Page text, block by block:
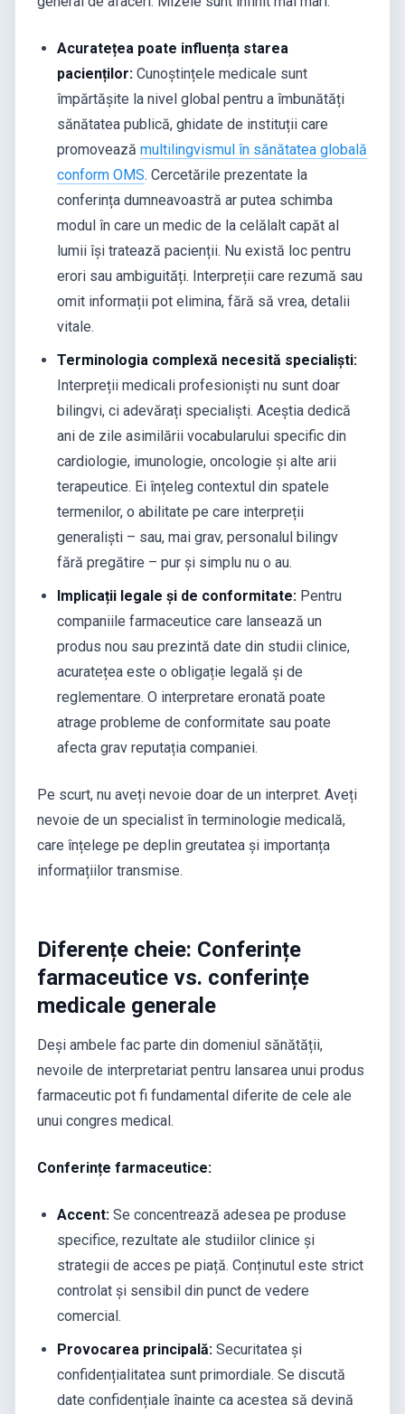
Acuratețea poate influența starea
pacienților: Cunoștințele medicale sunt
împărtășite la nivel global pentru a îmbunătăți
sănătatea publică, ghidate de instituții care
promoveazămultilingvismul în sănătatea globală
conform OMS. Cercetările prezentate la
conferința dumneavoastră ar putea schimba
modul în care un medic de la celălalt capăt al
lumii își tratează pacienții. Nu există loc pentru
erori sau ambiguități. Interpreții care rezumă sau
omit informații pot elimina, fără să vrea, detalii
vitale.
Terminologia complexă necesită specialiști:
Interpreții medicali profesioniști nu sunt doar
bilingvi, ci adevărați specialiști. Aceștia dedică
ani de zile asimilării vocabularului specific din
cardiologie, imunologie, oncologie și alte arii
terapeutice. Ei înțeleg contextul din spatele
termenilor, o abilitate pe care interpreții
generaliști – sau, mai grav, personalul bilingv
fără pregătire – pur și simplu nu o au.
Implicații legale și de conformitate: Pentru
companiile farmaceutice care lansează un
produs nou sau prezintă date din studii clinice,
acuratețea este o obligație legală și de
reglementare. O interpretare eronată poate
atrage probleme de conformitate sau poate
afecta grav reputația companiei.
Pe scurt, nu aveți nevoie doar de un interpret. Aveți
nevoie de un specialist în terminologie medicală,
care înțelege pe deplin greutatea și importanța
informațiilor transmise.
Diferențe cheie: Conferințe
farmaceutice vs. conferințe
medicale generale
Deși ambele fac parte din domeniul sănătății,
nevoile de interpretariat pentru lansarea unui produs
farmaceutic pot fi fundamental diferite de cele ale
unui congres medical.
Conferințe farmaceutice:
Accent: Se concentrează adesea pe produse
specifice, rezultate ale studiilor clinice și
strategii de acces pe piață. Conținutul este strict
controlat și sensibil din punct de vedere
comercial.
Provocarea principală: Securitatea și
confidențialitatea sunt primordiale. Se discută
date confidențiale înainte ca acestea să devină